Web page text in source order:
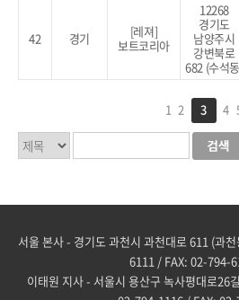
42 경기
[레져]
보트코리아
12268
경기도
남양주시
강변북로
682 (수석
1 2 3 4
서울 본사 - 경기도 과천시 과천대로 611 (과
6111 / FAX: 02-794-
이태원 지사 - 서울시 용산구 녹사평대로26